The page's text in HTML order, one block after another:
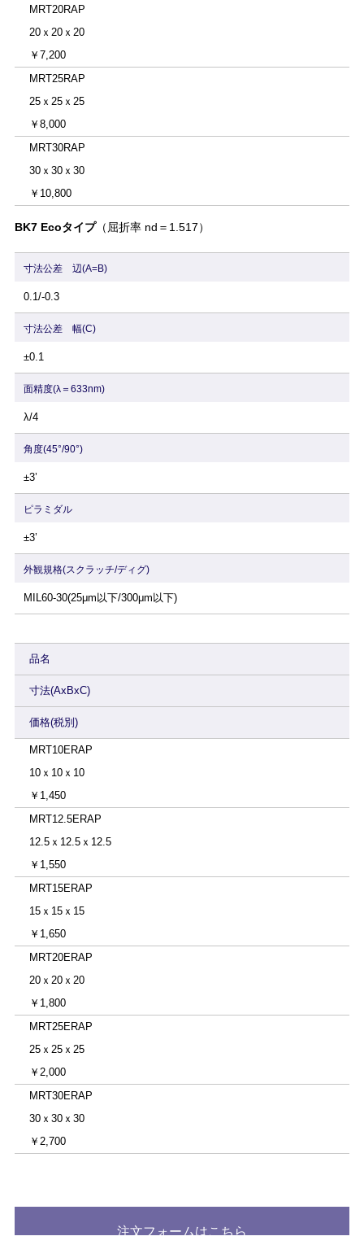
MRT20RAP
20ｘ20ｘ20
￥7,200
MRT25RAP
25ｘ25ｘ25
￥8,000
MRT30RAP
30ｘ30ｘ30
￥10,800
BK7 Ecoタイプ（屈折率 nd＝1.517）
寸法公差 辺(A=B)
0.1/-0.3
寸法公差 幅(C)
±0.1
面精度(λ＝633nm)
λ/4
角度(45°/90°)
±3’
ピラミダル
±3’
外観規格(スクラッチ/ディグ)
MIL60-30(25μm以下/300μm以下)
品名
寸法(AxBxC)
価格(税別)
MRT10ERAP
10ｘ10ｘ10
￥1,450
MRT12.5ERAP
12.5ｘ12.5ｘ12.5
￥1,550
MRT15ERAP
15ｘ15ｘ15
￥1,650
MRT20ERAP
20ｘ20ｘ20
￥1,800
MRT25ERAP
25ｘ25ｘ25
￥2,000
MRT30ERAP
30ｘ30ｘ30
￥2,700
注文フォームはこちら